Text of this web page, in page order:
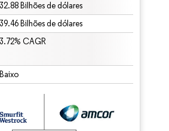
32.88 Bilhões de dólares
39.46 Bilhões de dólares
3.72% CAGR
Baixo
atribuição conforme CC BY 4.0.